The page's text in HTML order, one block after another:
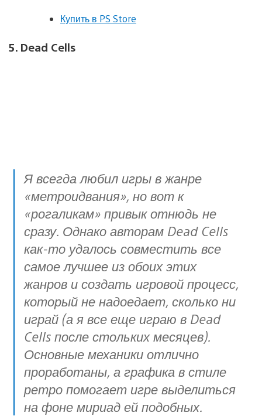
Купить в PS Store
5. Dead Cells
Я всегда любил игры в жанре
«метроидвания», но вот к
«рогаликам» привык отнюдь не
сразу. Однако авторам Dead Cells
как-то удалось совместить все
самое лучшее из обоих этих
жанров и создать игровой процесс,
который не надоедает, сколько ни
играй (а я все еще играю в Dead
Cells после стольких месяцев).
Основные механики отлично
проработаны, а графика в стиле
ретро помогает игре выделиться
на фоне мириад ей подобных.